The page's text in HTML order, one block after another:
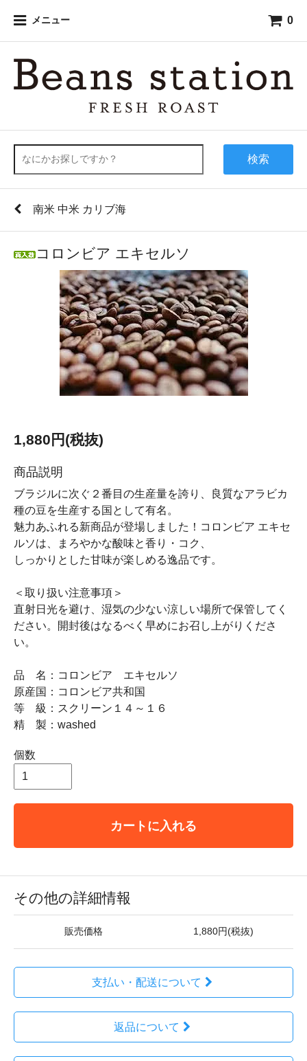
メニュー 0
検索
南米 中米 カリブ海
コロンビア エキセルソ
1,880円(税抜)
商品説明
ブラジルに次ぐ２番目の生産量を誇り、良質なアラビカ
種の豆を生産する国として有名。
魅力あふれる新商品が登場しました！コロンビア エキセ
ルソは、まろやかな酸味と香り・コク、
しっかりとした甘味が楽しめる逸品です。
＜取り扱い注意事項＞
直射日光を避け、湿気の少ない涼しい場所で保管してく
ださい。開封後はなるべく早めにお召し上がりくださ
い。
品 名：コロンビア エキセルソ
原産国：コロンビア共和国
等 級：スクリーン１４～１６
精 製：washed
個数
カートに入れる
その他の詳細情報
販売価格 1,880円(税抜)
支払い・配送について
返品について